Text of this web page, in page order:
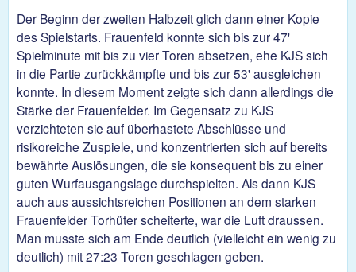
Der Beginn der zweiten Halbzeit glich dann einer Kopie
des Spielstarts. Frauenfeld konnte sich bis zur 47'
Spielminute mit bis zu vier Toren absetzen, ehe KJS sich
in die Partie zurückkämpfte und bis zur 53' ausgleichen
konnte. In diesem Moment zeigte sich dann allerdings die
Stärke der Frauenfelder. Im Gegensatz zu KJS
verzichteten sie auf überhastete Abschlüsse und
risikoreiche Zuspiele, und konzentrierten sich auf bereits
bewährte Auslösungen, die sie konsequent bis zu einer
guten Wurfausgangslage durchspielten. Als dann KJS
auch aus aussichtsreichen Positionen an dem starken
Frauenfelder Torhüter scheiterte, war die Luft draussen.
Man musste sich am Ende deutlich (vielleicht ein wenig zu
deutlich) mit 27:23 Toren geschlagen geben.